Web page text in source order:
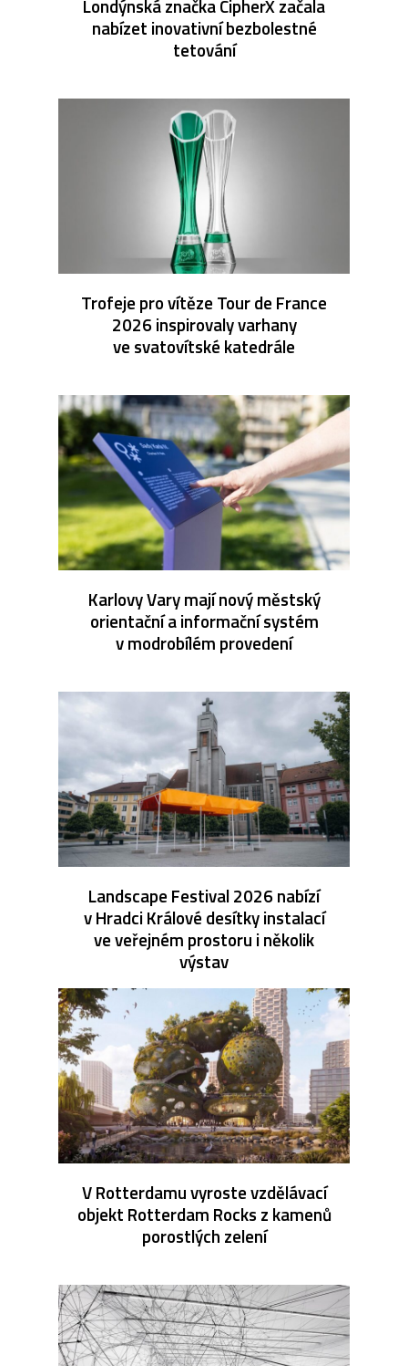
Londýnská značka CipherX začala
nabízet inovativní bezbolestné
tetování
Trofeje pro vítěze Tour de France
2026 inspirovaly varhany
ve svatovítské katedrále
Karlovy Vary mají nový městský
orientační a informační systém
v modrobílém provedení
Landscape Festival 2026 nabízí
v Hradci Králové desítky instalací
ve veřejném prostoru i několik
výstav
V Rotterdamu vyroste vzdělávací
objekt Rotterdam Rocks z kamenů
porostlých zelení